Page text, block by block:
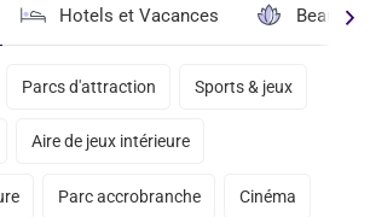
Hotels et Vacances Beauté
Parcs d'attraction Sports & jeux
Aire de jeux intérieure
Parc accrobranche Cinéma